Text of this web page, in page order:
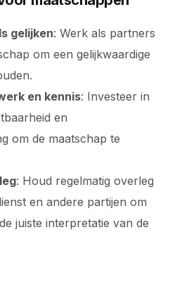
gelijken: Werk als partners
om een gelijkwaardige
en kennis: Investeer in
en
om de maatschap te
: Houd regelmatig overleg
en andere partijen om
juiste interpretatie van de